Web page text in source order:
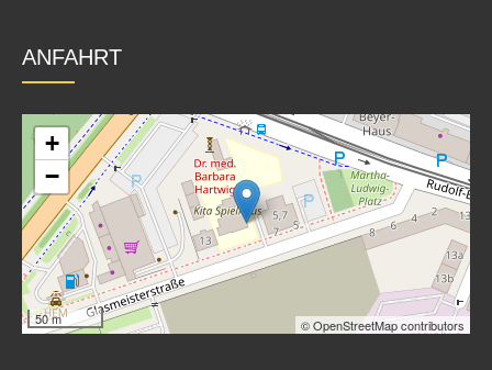
ANFAHRT
+
−
50 m © OpenStreetMap contributors